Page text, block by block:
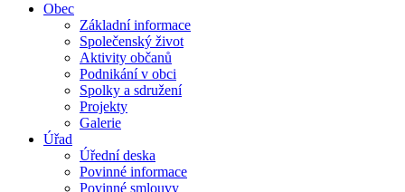
Obec
Základní informace
Společenský život
Aktivity občanů
Podnikání v obci
Spolky a sdružení
Projekty
Galerie
Úřad
Úřední deska
Povinné informace
Povinné smlouvy